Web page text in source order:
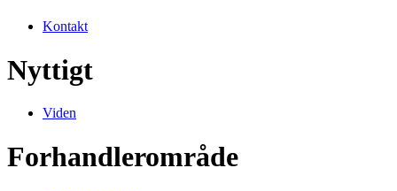
Kontakt
Nyttigt
Viden
Forhandlerområde